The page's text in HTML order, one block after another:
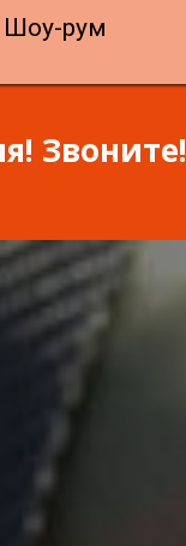
Шоу-рум
Звоните!